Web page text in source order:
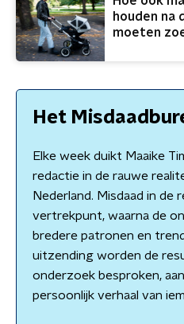
houden na
moeten
Het
Elke week duikt Maaike
redactie in de rauwe
Nederland. Misdaad in de
vertrekpunt, waarna de
bredere patronen en
uitzending worden de
onderzoek besproken,
persoonlijk verhaal van